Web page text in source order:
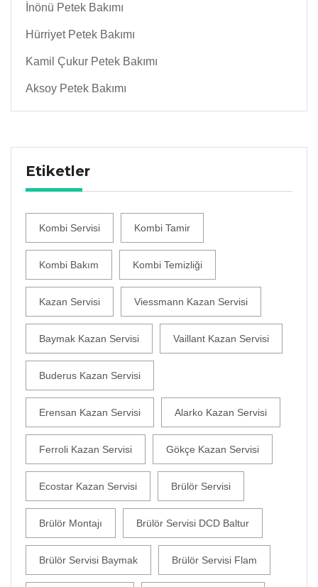
İnönü Petek Bakımı
Hürriyet Petek Bakımı
Kamil Çukur Petek Bakımı
Aksoy Petek Bakımı
Etiketler
Kombi Servisi Kombi Tamir
Kombi Bakım Kombi Temizliği
Kazan Servisi Viessmann Kazan Servisi
Baymak Kazan Servisi Vaillant Kazan Servisi
Buderus Kazan Servisi
Erensan Kazan Servisi Alarko Kazan Servisi
Ferroli Kazan Servisi Gökçe Kazan Servisi
Ecostar Kazan Servisi Brülör Servisi
Brülör Montajı Brülör Servisi DCD Baltur
Brülör Servisi Baymak Brülör Servisi Flam